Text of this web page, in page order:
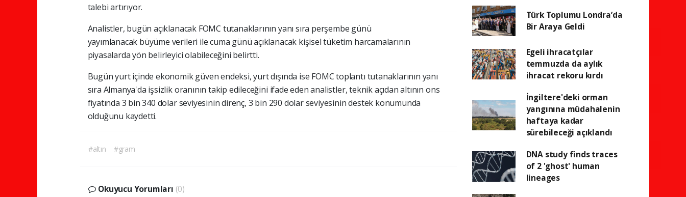
talebi artırıyor.
Analistler, bugün açıklanacak FOMC tutanaklarının yanı sıra perşembe günü
yayımlanacak büyüme verileri ile cuma günü açıklanacak kişisel tüketim harcamalarının
piyasalarda yön belirleyici olabileceğini belirtti.
Bugün yurt içinde ekonomik güven endeksi, yurt dışında ise FOMC toplantı tutanaklarının yanı
sıra Almanya'da işsizlik oranının takip edileceğini ifade eden analistler, teknik açıdan altının ons
fiyatında 3 bin 340 dolar seviyesinin direnç, 3 bin 290 dolar seviyesinin destek konumunda
olduğunu kaydetti.
#altın #gram
Okuyucu Yorumları (0)
Türk Toplumu Londra’da
Bir Araya Geldi
Egeli ihracatçılar
temmuzda da aylık
ihracat rekoru kırdı
İngiltere'deki orman
yangınına müdahalenin
haftaya kadar
sürebileceği açıklandı
DNA study finds traces
of 2 'ghost' human
lineages